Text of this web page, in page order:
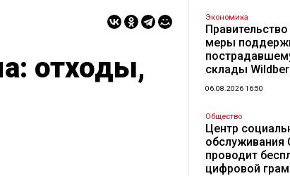
отходы,
Экономика
меры
склады
06.08.2026 16:50
Общество
Центр
обслуживания
проводит
цифровой